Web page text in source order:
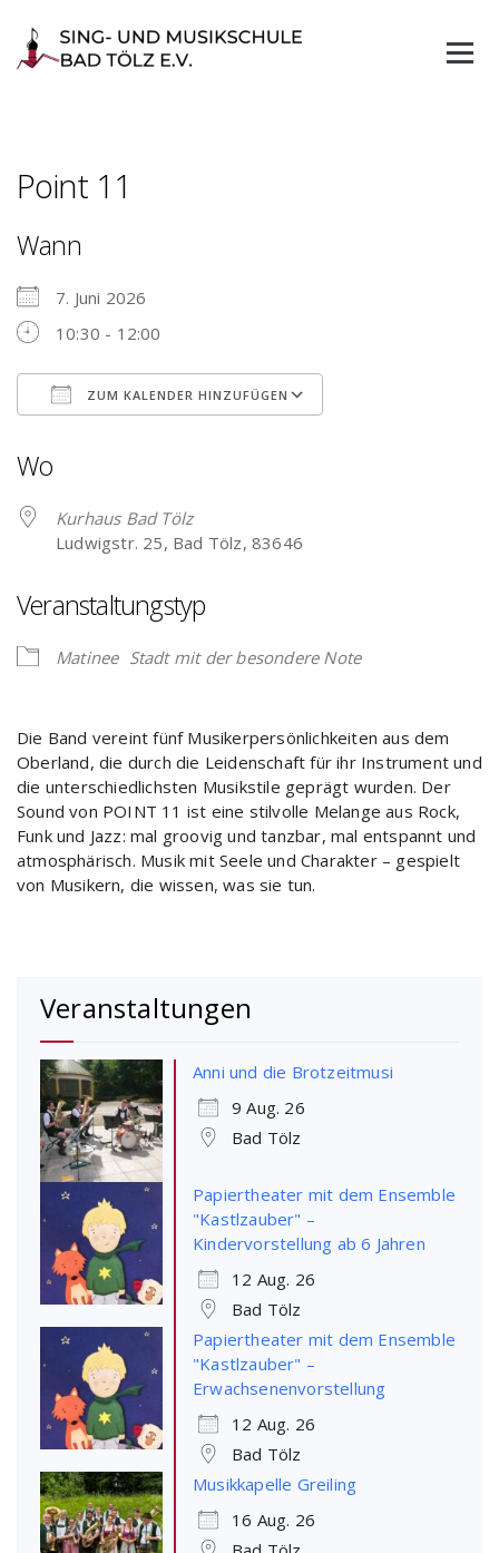
content
Point 11
Wann
7. Juni 2026
10:30 - 12:00
ZUM KALENDER HINZUFÜGEN
Wo
Kurhaus Bad Tölz
Ludwigstr. 25, Bad Tölz, 83646
Veranstaltungstyp
Matinee Stadt mit der besondere Note
Die Band vereint fünf Musikerpersönlichkeiten aus dem
Oberland, die durch die Leidenschaft für ihr Instrument und
die unterschiedlichsten Musikstile geprägt wurden. Der
Sound von POINT 11 ist eine stilvolle Melange aus Rock,
Funk und Jazz: mal groovig und tanzbar, mal entspannt und
atmosphärisch. Musik mit Seele und Charakter – gespielt
von Musikern, die wissen, was sie tun.
Veranstaltungen
Anni und die Brotzeitmusi
9 Aug. 26
Bad Tölz
Papiertheater mit dem Ensemble
"Kastlzauber" –
Kindervorstellung ab 6 Jahren
12 Aug. 26
Bad Tölz
Papiertheater mit dem Ensemble
"Kastlzauber" –
Erwachsenenvorstellung
12 Aug. 26
Bad Tölz
Musikkapelle Greiling
16 Aug. 26